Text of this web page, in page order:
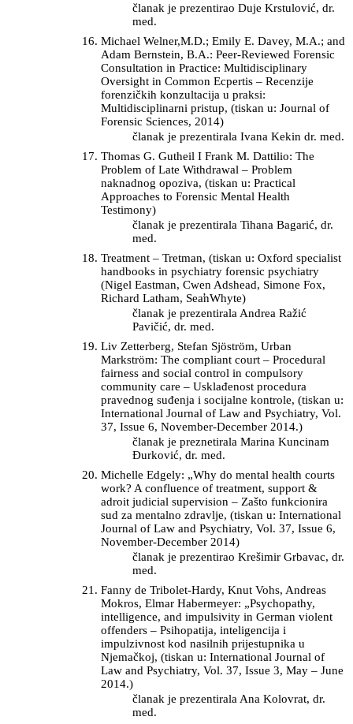
članak je prezentirao Duje Krstulović, dr.
med.
Michael Welner,M.D.; Emily E. Davey, M.A.; and
Adam Bernstein, B.A.: Peer-Reviewed Forensic
Consultation in Practice: Multidisciplinary
Oversight in Common Ecpertis – Recenzije
forenzičkih konzultacija u praksi:
Multidisciplinarni pristup, (tiskan u: Journal of
Forensic Sciences, 2014)
članak je prezentirala Ivana Kekin dr. med.
Thomas G. Gutheil I Frank M. Dattilio: The
Problem of Late Withdrawal – Problem
naknadnog opoziva, (tiskan u: Practical
Approaches to Forensic Mental Health
Testimony)
članak je prezentirala Tihana Bagarić, dr.
med.
Treatment – Tretman, (tiskan u: Oxford specialist
handbooks in psychiatry forensic psychiatry
(Nigel Eastman, Cwen Adshead, Simone Fox,
Richard Latham, Sea̛nWhyte)
članak je prezentirala Andrea Ražić
Pavičić, dr. med.
Liv Zetterberg, Stefan Sjöström, Urban
Markström: The compliant court – Procedural
fairness and social control in compulsory
community care – Usklađenost procedura
pravednog suđenja i socijalne kontrole, (tiskan u:
International Journal of Law and Psychiatry, Vol.
37, Issue 6, November-December 2014.)
članak je preznetirala Marina Kuncinam
Đurković, dr. med.
Michelle Edgely: „Why do mental health courts
work? A confluence of treatment, support &
adroit judicial supervision – Zašto funkcionira
sud za mentalno zdravlje, (tiskan u: International
Journal of Law and Psychiatry, Vol. 37, Issue 6,
November-December 2014)
članak je prezentirao Krešimir Grbavac, dr.
med.
Fanny de Tribolet-Hardy, Knut Vohs, Andreas
Mokros, Elmar Habermeyer: „Psychopathy,
intelligence, and impulsivity in German violent
offenders – Psihopatija, inteligencija i
impulzivnost kod nasilnih prijestupnika u
Njemačkoj, (tiskan u: International Journal of
Law and Psychiatry, Vol. 37, Issue 3, May – June
2014.)
članak je prezentirala Ana Kolovrat, dr.
med.